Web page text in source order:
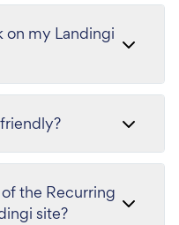
on my Landingi
the Recurring
site?